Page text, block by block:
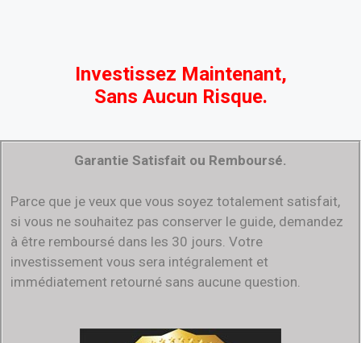
Investissez Maintenant,
Sans Aucun Risque.
Garantie Satisfait ou Remboursé.
Parce que je veux que vous soyez totalement satisfait,
si vous ne souhaitez pas conserver le guide, demandez
à être remboursé dans les 30 jours. Votre
investissement vous sera intégralement et
immédiatement retourné sans aucune question.